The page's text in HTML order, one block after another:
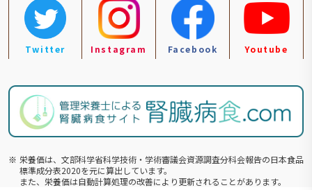
Twitter Instagram Facebook Youtube
※ 栄養価は、文部科学省科学技術・学術審議会資源調査分科会報告の⽇本食品
標準成分表2020を元に算出しています。
また、栄養価は自動計算処理の改善により更新されることがあります。